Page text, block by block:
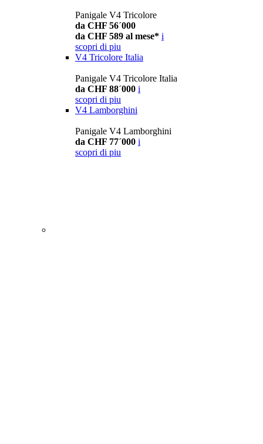
Panigale V4 Tricolore
da CHF 56´000
da CHF 589 al mese* i
scopri di piu
V4 Tricolore Italia
Panigale V4 Tricolore Italia
da CHF 88´000 i
scopri di piu
V4 Lamborghini
Panigale V4 Lamborghini
da CHF 77´000 i
scopri di piu